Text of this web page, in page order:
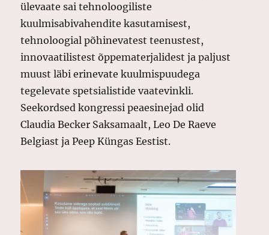
ülevaate sai tehnoloogiliste
kuulmisabivahendite kasutamisest,
tehnoloogial põhinevatest teenustest,
innovaatilistest õppematerjalidest ja paljust
muust läbi erinevate kuulmispuudega
tegelevate spetsialistide vaatevinkli.
Seekordsed kongressi peaesinejad olid
Claudia Becker Saksamaalt, Leo De Raeve
Belgiast ja Peep Küngas Eestist.